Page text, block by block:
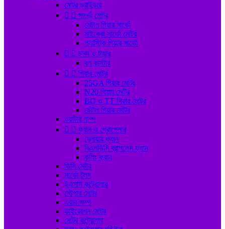
মোটর ড্রাইভার
  সার্ভো মোটর
মেটাল গিয়ার সার্ভো
মাইক্রো সার্ভো মোটর
প্লাস্টিক গিয়ার সার্ভো
  চাকা ও টায়ার
বল কাস্টার
  গিয়ার মোটর
25GA গিয়ার মোটর
N20 গিয়ার মোটর
BO ও TT গিয়ার মোটর
মেটাল গিয়ার মোটর
ওয়াটার পাম্প
  ফ্যান ও প্রোপেলার
ব্লোয়ার ফ্যান
বিএলডিসি ব্রাশলেস ফ্যান
কুলিং ফ্যান
ডিসি মোটর
সার্ভো টুলস
ইএসসি কন্ট্রোলার
স্টেপার মোটর
এয়ার পাম্প
ভাইব্রেশন মোটর
মোটর কন্ট্রোলার